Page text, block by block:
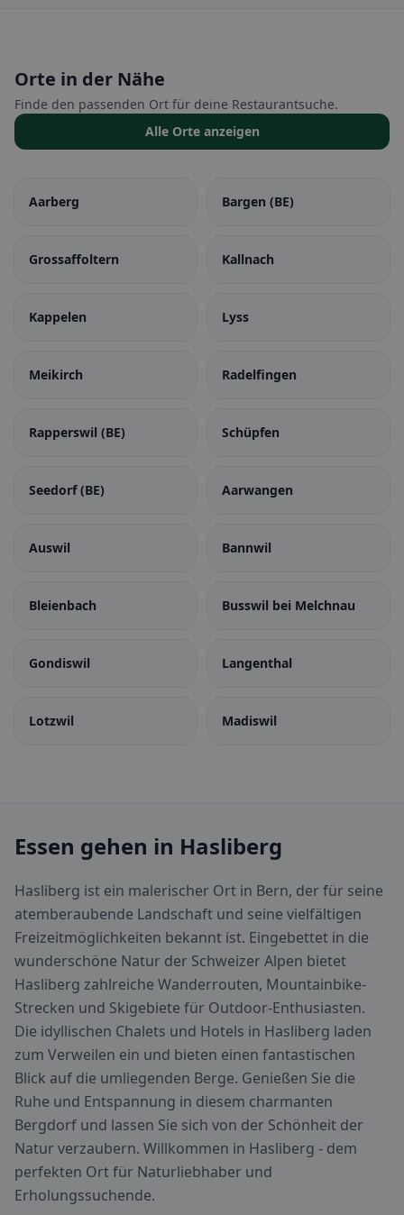
Orte in der Nähe
Finde den passenden Ort für deine Restaurantsuche.
Alle Orte anzeigen
Aarberg Bargen (BE)
Grossaffoltern Kallnach
Kappelen Lyss
Meikirch Radelfingen
Rapperswil (BE) Schüpfen
Seedorf (BE) Aarwangen
Auswil Bannwil
Bleienbach Busswil bei Melchnau
Gondiswil Langenthal
Lotzwil Madiswil
Essen gehen in Hasliberg
Hasliberg ist ein malerischer Ort in Bern, der für seine
atemberaubende Landschaft und seine vielfältigen
Freizeitmöglichkeiten bekannt ist. Eingebettet in die
wunderschöne Natur der Schweizer Alpen bietet
Hasliberg zahlreiche Wanderrouten, Mountainbike-
Strecken und Skigebiete für Outdoor-Enthusiasten.
Die idyllischen Chalets und Hotels in Hasliberg laden
zum Verweilen ein und bieten einen fantastischen
Blick auf die umliegenden Berge. Genießen Sie die
Ruhe und Entspannung in diesem charmanten
Bergdorf und lassen Sie sich von der Schönheit der
Natur verzaubern. Willkommen in Hasliberg - dem
perfekten Ort für Naturliebhaber und
Erholungssuchende.